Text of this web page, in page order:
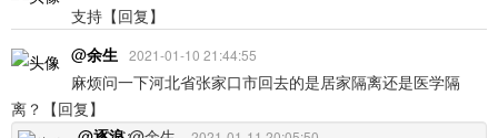
支持 【回复】
@余生 2021-01-10 21:44:55
麻烦问一下河北省张家口市回去的是居家隔离还是医学隔
离？ 【回复】